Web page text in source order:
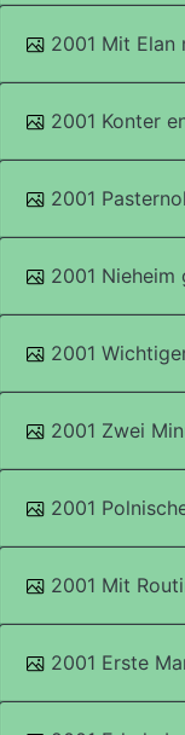
2001 Mit Elan
2001 Konter
2001
2001
2001
2001 Zwei
2001
2001 Mit
2001 Erste